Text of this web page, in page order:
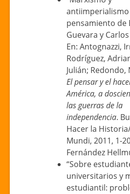
antiimperialismo
pensamiento de
Guevara y Carlos
En: Antognazzi,
Rodríguez,
Julián; Redondo,
El pensar y el
América, a
las guerras de la
independencia.
Hacer la
Mundi, 2011, 1-
Fernández
“Sobre
universitarios y
estudiantil: